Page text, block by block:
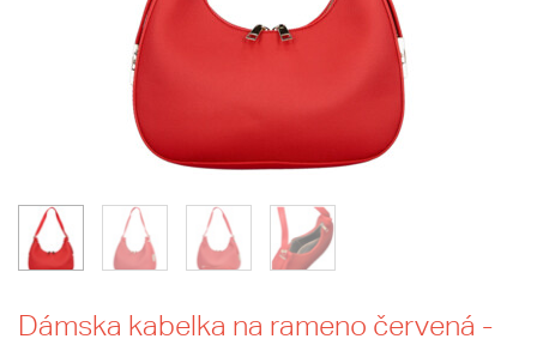
Dámska kabelka na rameno červená -